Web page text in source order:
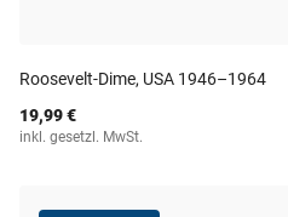
Roosevelt-Dime, USA 1946–1964
19,99 €
inkl. gesetzl. MwSt.